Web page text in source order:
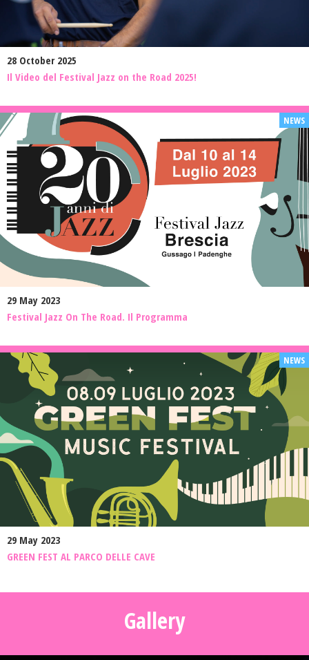
28 October 2025
Il Video del Festival Jazz on the Road 2025!
29 May 2023
Festival Jazz On The Road. Il Programma
29 May 2023
GREEN FEST AL PARCO DELLE CAVE
Gallery